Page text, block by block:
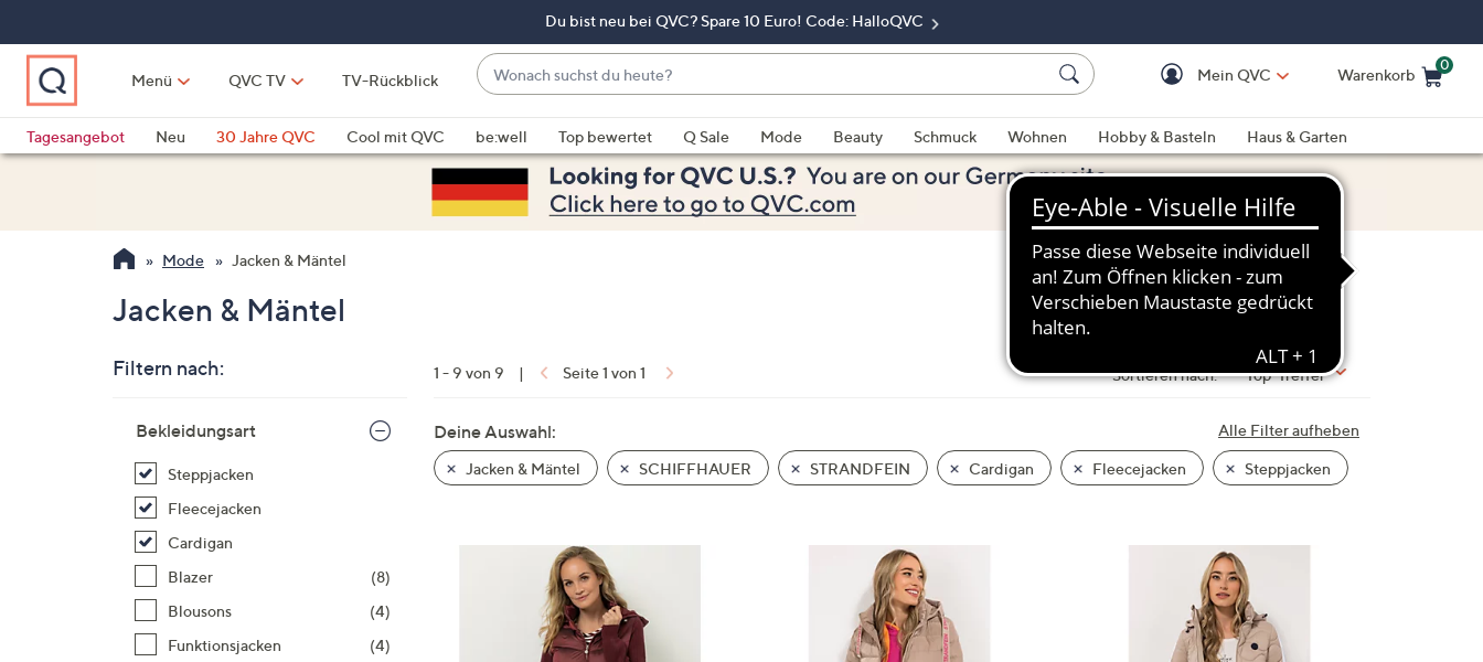
springen
Du bist neu bei QVC? Spare 10 Euro! Code: HalloQVC
Menü QVC TV TV-Rückblick
Wonach
suchst
du
heute?
Vorschläge
verfügbar
sind,
verwenden
und
unten
oder
wischen
Mein QVC Warenkorb
0
Tagesangebot
Neu 30 Jahre QVC Cool mit QVC be:well Top bewertet Q Sale Mode Beauty Schmuck Wohnen Hobby & Basteln
Haus & Garten
Mode Jacken & Mäntel
Jacken & Mäntel
Filtern nach:
Produktliste
Bekleidungsart
Steppjacken
Fleecejacken
Cardigan
Blazer
(8)
Blousons
(4)
Funktionsjacken
(4)
1 - 9 von 9 | Seite 1 von 1 Sortieren nach: Top-Treffer
Alle Filter aufheben
Deine Auswahl:
Jacken & Mäntel SCHIFFHAUER STRANDFEIN Cardigan Fleecejacken Steppjacken